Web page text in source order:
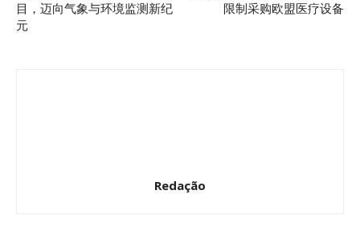
目，迈向气象与环境监测新纪
元
限制采购欧盟医疗设备
Redação